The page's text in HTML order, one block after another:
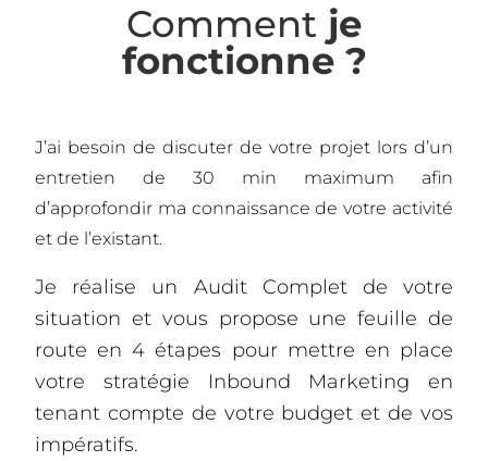
Comment je
fonctionne ?
J’ai besoin de discuter de votre projet lors d’un
entretien de 30 min maximum afin
d’approfondir ma connaissance de votre activité
et de l’existant.
Je réalise un Audit Complet de votre
situation et vous propose une feuille de
route en 4 étapes pour mettre en place
votre stratégie Inbound Marketing en
tenant compte de votre budget et de vos
impératifs.